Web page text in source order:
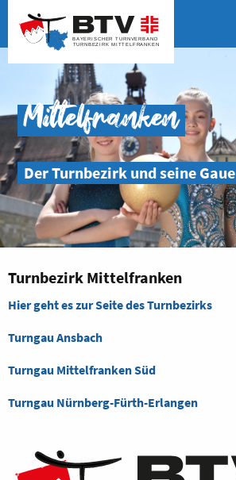
Mittelfranken
Der Turnbezirk und seine Gaue
Turnbezirk Mittelfranken
Hier geht es zur Seite des Turnbezirks
Turngau Ansbach
Turngau Mittelfranken Süd
Turngau Nürnberg-Fürth-Erlangen